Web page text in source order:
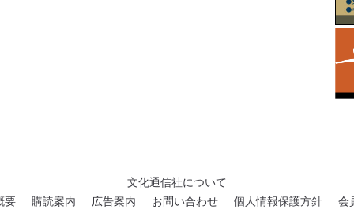
文化通信社について
要
購読案内 広告案内 お問い合わせ 個人情報保護方針 会